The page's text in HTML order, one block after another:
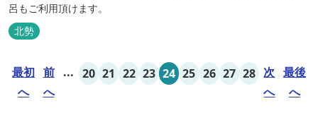
呂もご利用頂けます。
北勢
最初
へ
前
へ
... 20 21 22 23 24 25 26 27 28 次
へ
最後
へ